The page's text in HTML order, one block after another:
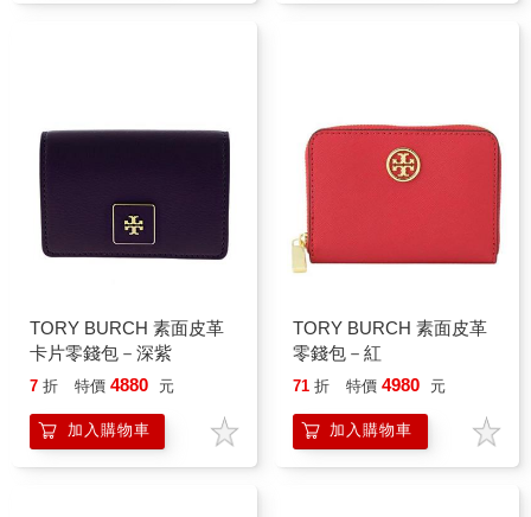
TORY BURCH 素面皮革
卡片零錢包－深紫
7 折 特價 4880 元
加入購物車
TORY BURCH 素面皮革
零錢包－紅
71 折 特價 4980 元
加入購物車